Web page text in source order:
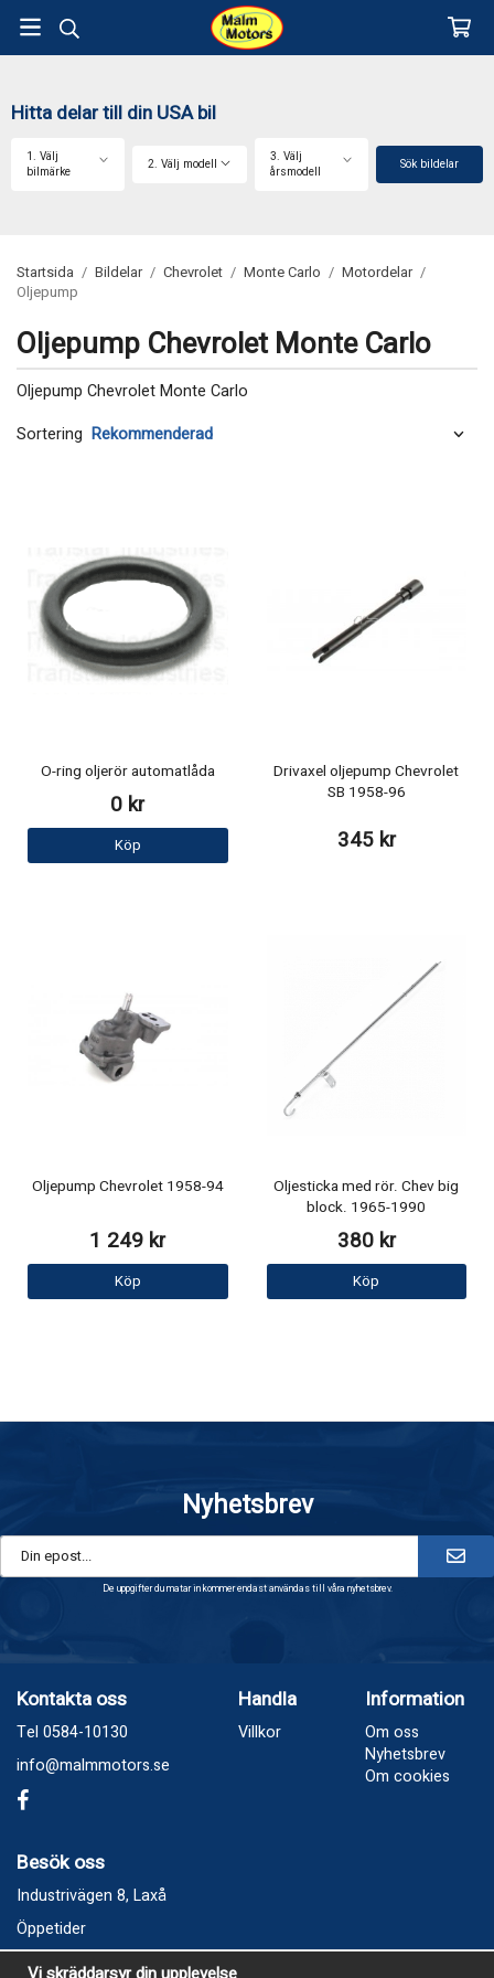
Hitta delar till din USA bil
1. Välj
bilmärke
2. Välj modell
3. Välj
årsmodell
Sök bildelar
Startsida / Bildelar / Chevrolet / Monte Carlo / Motordelar /
Oljepump
Oljepump Chevrolet Monte Carlo
Oljepump Chevrolet Monte Carlo
Sortering
O-ring oljerör automatlåda
0 kr
Köp
Drivaxel oljepump Chevrolet
SB 1958-96
345 kr
Oljepump Chevrolet 1958-94
1 249 kr
Köp
Oljesticka med rör. Chev big
block. 1965-1990
380 kr
Köp
Nyhetsbrev
De uppgifter du matar in kommer endast användas till våra nyhetsbrev.
Kontakta oss
Tel 0584-10130
info@malmmotors.se
Handla
Villkor
Information
Om oss
Nyhetsbrev
Om cookies
Besök oss
Industrivägen 8, Laxå
Öppetider
Vecka 32